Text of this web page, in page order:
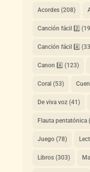
Acordes(208)
Canción fácil 2️⃣
Canción fácil 4️⃣
Canon 4️⃣ (123)
Coral (53)
De viva voz(41)
Flauta pentatónica
Juego(78)
Libros(303)